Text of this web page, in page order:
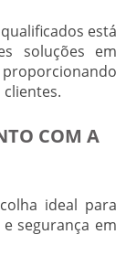
está
soluções em
COM A
ideal para
segurança em